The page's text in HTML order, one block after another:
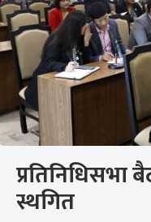
प्रतिनिधिसभा
स्थगित